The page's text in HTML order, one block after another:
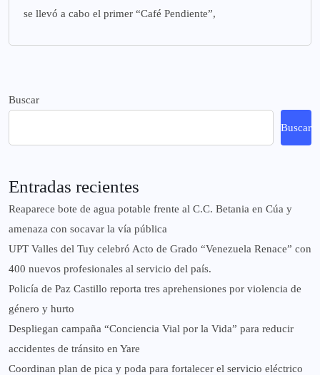
se llevó a cabo el primer “Café Pendiente”,
Buscar
Buscar
Entradas recientes
Reaparece bote de agua potable frente al C.C. Betania en Cúa y
amenaza con socavar la vía pública
UPT Valles del Tuy celebró Acto de Grado “Venezuela Renace” con
400 nuevos profesionales al servicio del país.
‎Policía de Paz Castillo reporta tres aprehensiones por violencia de
género y hurto
‎Despliegan campaña “Conciencia Vial por la Vida” para reducir
accidentes de tránsito en Yare
Coordinan plan de pica y poda para fortalecer el servicio eléctrico